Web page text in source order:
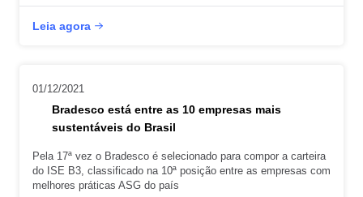
Leia agora
01/12/2021
Bradesco está entre as 10 empresas mais
sustentáveis do Brasil
Pela 17ª vez o Bradesco é selecionado para compor a carteira
do ISE B3, classificado na 10ª posição entre as empresas com
melhores práticas ASG do país